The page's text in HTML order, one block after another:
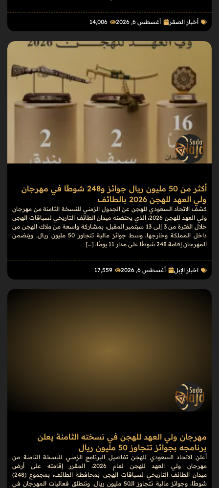
أخبار الصقر أغسطس 6, 2026 14٬006
أكثر من 50 مليون ريال جوائز و248 شوطًا في مهرجان
ولي العهد للهجن 2026 بالطائف
كشف الاتحاد السعودي للهجن عن الجدول الزمني للنسخة الثامنة من مهرجان
ولي العهد للهجن 2026، الذي يحتضنه ميدان الطائف التاريخي لسباقات الهجن
خلال الفترة من 3 إلى 13 سبتمبر المقبل، بمشاركة واسعة من ملاك الهجن من
داخل المملكة وخارجها، وسط جوائز مالية تتجاوز 50 مليون ريال. ويتضمن
المهرجان إقامة 248 شوطًا على مدار 11 يومًا، […]
اخبار الإبل أغسطس 6, 2026 17٬559
مهرجان ولي العهد للهجن في نسخته الثامنة يعلن
برنامجه بجوائز تتجاوز 50 مليون ريال
أعلن الاتحاد السعودي للهجن تفاصيل البرنامج الزمني للنسخة الثامنة من
مهرجان ولي العهد للهجن لعام 2026، المقرر إقامته على أرض
ميدان الطائف التاريخي لسباقات الهجن بمحافظة الطائف، بمجموع (248)
شوطًا، وجوائز مالية تتجاوز الـ50 مليون ريال. وتنطلق فعاليات المهرجان في